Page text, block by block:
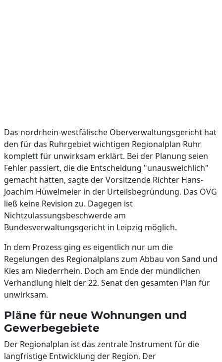
Das nordrhein-westfälische Oberverwaltungsgericht hat
den für das Ruhrgebiet wichtigen Regionalplan Ruhr
komplett für unwirksam erklärt. Bei der Planung seien
Fehler passiert, die die Entscheidung "unausweichlich"
gemacht hätten, sagte der Vorsitzende Richter Hans-
Joachim Hüwelmeier in der Urteilsbegründung. Das OVG
ließ keine Revision zu. Dagegen ist
Nichtzulassungsbeschwerde am
Bundesverwaltungsgericht in Leipzig möglich.
In dem Prozess ging es eigentlich nur um die
Regelungen des Regionalplans zum Abbau von Sand und
Kies am Niederrhein. Doch am Ende der mündlichen
Verhandlung hielt der 22. Senat den gesamten Plan für
unwirksam.
Pläne für neue Wohnungen und
Gewerbegebiete
Der Regionalplan ist das zentrale Instrument für die
langfristige Entwicklung der Region. Der